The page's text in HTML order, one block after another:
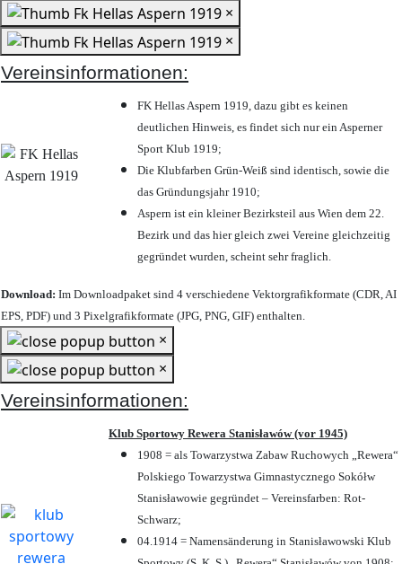
×
×
Vereinsinformationen:
FK Hellas Aspern 1919, dazu gibt es keinen
deutlichen Hinweis, es findet sich nur ein Asperner
Sport Klub 1919;
Die Klubfarben Grün-Weiß sind identisch, sowie die
das Gründungsjahr 1910;
Aspern ist ein kleiner Bezirksteil aus Wien dem 22.
Bezirk und das hier gleich zwei Vereine gleichzeitig
gegründet wurden, scheint sehr fraglich.
Download: Im Downloadpaket sind 4 verschiedene Vektorgrafikformate (CDR, AI
EPS, PDF) und 3 Pixelgrafikformate (JPG, PNG, GIF) enthalten.
×
×
Vereinsinformationen:
Klub Sportowy Rewera Stanisławów (vor 1945)
1908 = als Towarzystwa Zabaw Ruchowych „Rewera“
Polskiego Towarzystwa Gimnastycznego Sokółw
Stanisławowie gegründet – Vereinsfarben: Rot-
Schwarz;
04.1914 = Namensänderung in Stanisławowski Klub